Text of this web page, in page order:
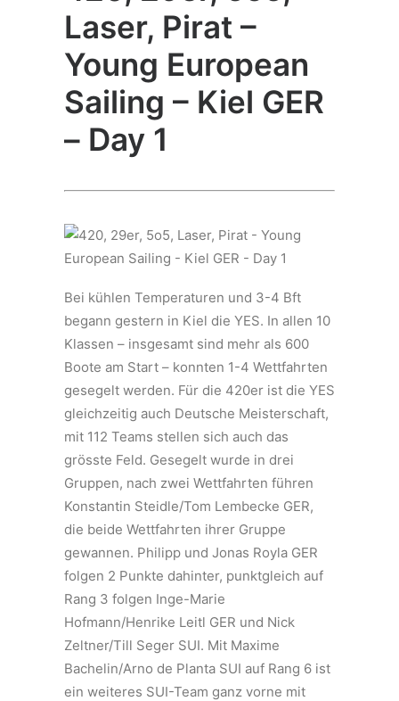
Laser, Pirat –
Young European
Sailing – Kiel GER
– Day 1
Bei kühlen Temperaturen und 3-4 Bft
begann gestern in Kiel die YES. In allen 10
Klassen – insgesamt sind mehr als 600
Boote am Start – konnten 1-4 Wettfahrten
gesegelt werden. Für die 420er ist die YES
gleichzeitig auch Deutsche Meisterschaft,
mit 112 Teams stellen sich auch das
grösste Feld. Gesegelt wurde in drei
Gruppen, nach zwei Wettfahrten führen
Konstantin Steidle/Tom Lembecke GER,
die beide Wettfahrten ihrer Gruppe
gewannen. Philipp und Jonas Royla GER
folgen 2 Punkte dahinter, punktgleich auf
Rang 3 folgen Inge-Marie
Hofmann/Henrike Leitl GER und Nick
Zeltner/Till Seger SUI. Mit Maxime
Bachelin/Arno de Planta SUI auf Rang 6 ist
ein weiteres SUI-Team ganz vorne mit